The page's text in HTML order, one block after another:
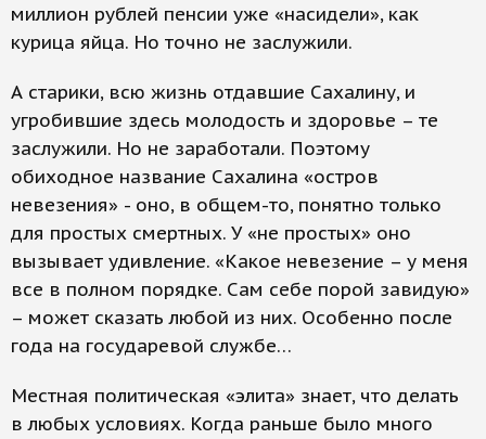
миллион рублей пенсии уже «насидели», как
курица яйца. Но точно не заслужили.
А старики, всю жизнь отдавшие Сахалину, и
угробившие здесь молодость и здоровье – те
заслужили. Но не заработали. Поэтому
обиходное название Сахалина «остров
невезения» - оно, в общем-то, понятно только
для простых смертных. У «не простых» оно
вызывает удивление. «Какое невезение – у меня
все в полном порядке. Сам себе порой завидую»
– может сказать любой из них. Особенно после
года на государевой службе…
Местная политическая «элита» знает, что делать
в любых условиях. Когда раньше было много